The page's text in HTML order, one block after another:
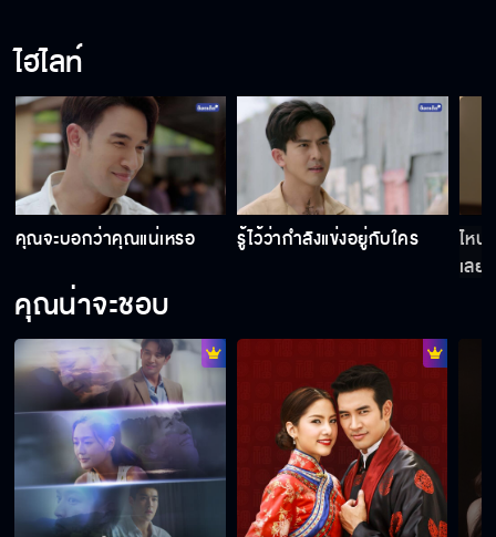
ถ้ารักพี่กระทิงแล้วไปแต่งงานกับพี่ผาดทำไม
เป็นพี่เป็นน้องกัน ก็ต้องอยู่บ้านเดียวกันสิ
งานไม่ล่มก็บุญแล้ว
ไฮไลท์
คุณจะบอกว่าคุณแน่เหรอ รู้ไว้ว่ากำลังแข่งอยู่กับใคร
ไหน
เลย
คุณน่าจะชอบ